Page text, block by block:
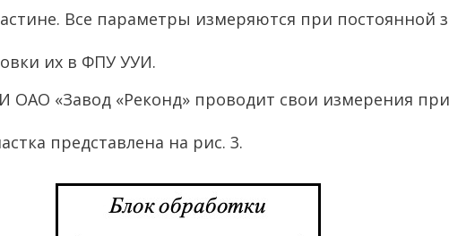
Все параметры измеряются при постоянной
их в ФПУ УУИ.
ОАО «Завод «Реконд» проводит свои измерения
представлена на рис. 3.